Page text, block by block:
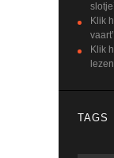
Klik
Klik
lezen
TAGS